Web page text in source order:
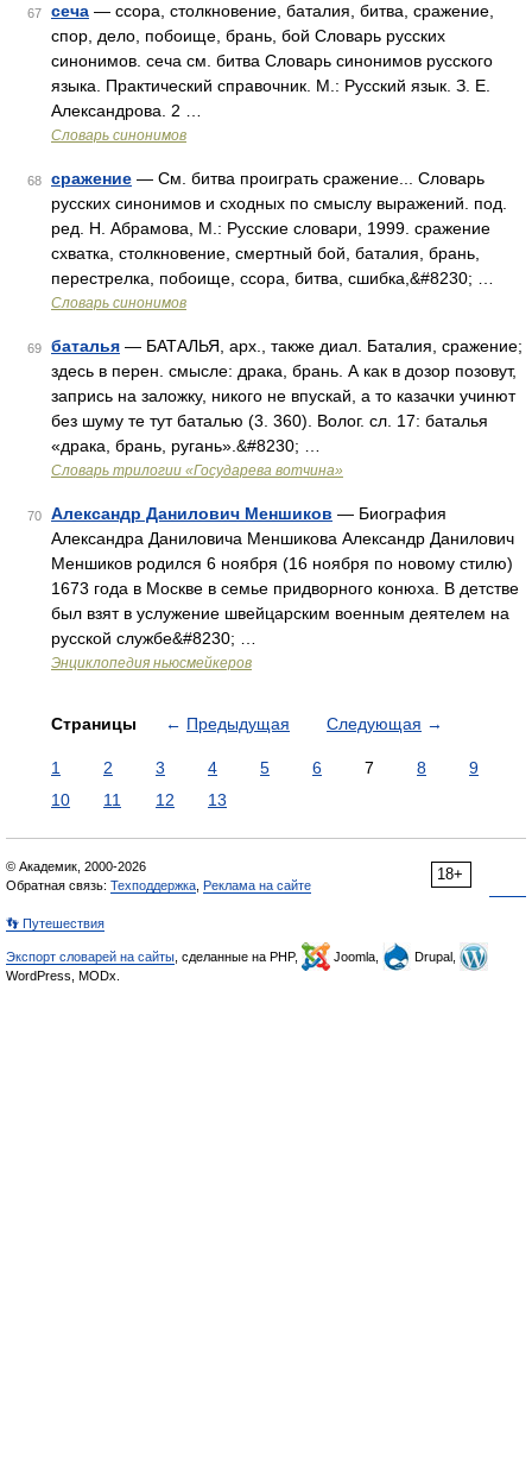
67 сеча — ссора, столкновение, баталия, битва, сражение,
спор, дело, побоище, брань, бой Словарь русских
синонимов. сеча см. битва Словарь синонимов русского
языка. Практический справочник. М.: Русский язык. З. Е.
Александрова. 2 …
Словарь синонимов
68 сражение — См. битва проиграть сражение... Словарь
русских синонимов и сходных по смыслу выражений. под.
ред. Н. Абрамова, М.: Русские словари, 1999. сражение
схватка, столкновение, смертный бой, баталия, брань,
перестрелка, побоище, ссора, битва, сшибка,&#8230; …
Словарь синонимов
69 баталья — БАТАЛЬЯ, арх., также диал. Баталия, сражение;
здесь в перен. смысле: драка, брань. А как в дозор позовут,
запрись на заложку, никого не впускай, а то казачки учинют
без шуму те тут баталью (3. 360). Волог. сл. 17: баталья
«драка, брань, ругань».&#8230; …
Словарь трилогии «Государева вотчина»
70 Александр Данилович Меншиков — Биография
Александра Даниловича Меншикова Александр Данилович
Меншиков родился 6 ноября (16 ноября по новому стилю)
1673 года в Москве в семье придворного конюха. В детстве
был взят в услужение швейцарским военным деятелем на
русской службе&#8230; …
Энциклопедия ньюсмейкеров
Страницы ← Предыдущая Следующая →
1 2 3 4 5 6 7 8
9
10
11 12 13
18+
© Академик, 2000-2026
Обратная связь: Техподдержка Реклама на сайте
👣 Путешествия
Экспорт словарей на сайты , сделанные на PHP, Joomla,
Drupal,
WordPress, MODx.